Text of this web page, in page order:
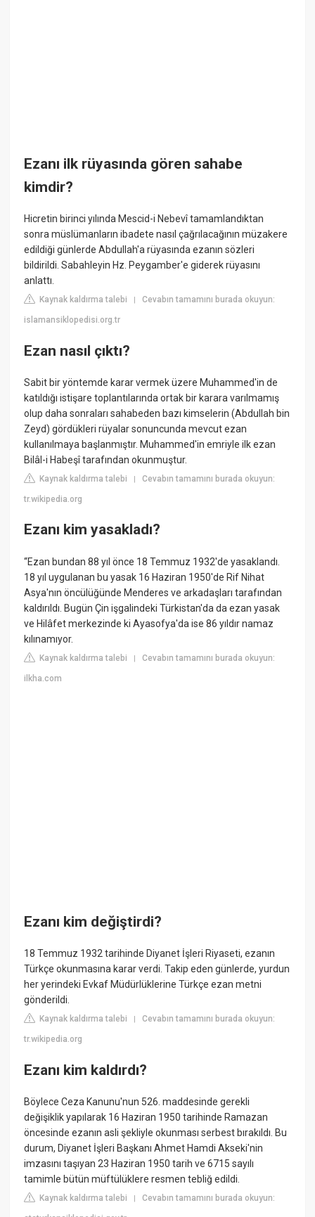
Ezanı ilk rüyasında gören sahabe
kimdir?
Hicretin birinci yılında Mescid-i Nebevî tamamlandıktan
sonra müslümanların ibadete nasıl çağrılacağının müzakere
edildiği günlerde Abdullah'a rüyasında ezanın sözleri
bildirildi. Sabahleyin Hz. Peygamber'e giderek rüyasını
anlattı.
Kaynak kaldırma talebi |Cevabın tamamını burada okuyun:
islamansiklopedisi.org.tr
Ezan nasıl çıktı?
Sabit bir yöntemde karar vermek üzere Muhammed'in de
katıldığı istişare toplantılarında ortak bir karara varılmamış
olup daha sonraları sahabeden bazı kimselerin (Abdullah bin
Zeyd) gördükleri rüyalar sonuncunda mevcut ezan
kullanılmaya başlanmıştır. Muhammed'in emriyle ilk ezan
Bilâl-i Habeşî tarafından okunmuştur.
Kaynak kaldırma talebi |Cevabın tamamını burada okuyun:
tr.wikipedia.org
Ezanı kim yasakladı?
“Ezan bundan 88 yıl önce 18 Temmuz 1932'de yasaklandı.
18 yıl uygulanan bu yasak 16 Haziran 1950'de Rif Nihat
Asya'nın öncülüğünde Menderes ve arkadaşları tarafından
kaldırıldı. Bugün Çin işgalindeki Türkistan'da da ezan yasak
ve Hilâfet merkezinde ki Ayasofya'da ise 86 yıldır namaz
kılınamıyor.
Kaynak kaldırma talebi |Cevabın tamamını burada okuyun:
ilkha.com
Ezanı kim değiştirdi?
18 Temmuz 1932 tarihinde Diyanet İşleri Riyaseti, ezanın
Türkçe okunmasına karar verdi. Takip eden günlerde, yurdun
her yerindeki Evkaf Müdürlüklerine Türkçe ezan metni
gönderildi.
Kaynak kaldırma talebi |Cevabın tamamını burada okuyun:
tr.wikipedia.org
Ezanı kim kaldırdı?
Böylece Ceza Kanunu'nun 526. maddesinde gerekli
değişiklik yapılarak 16 Haziran 1950 tarihinde Ramazan
öncesinde ezanın asli şekliyle okunması serbest bırakıldı. Bu
durum, Diyanet İşleri Başkanı Ahmet Hamdi Akseki'nin
imzasını taşıyan 23 Haziran 1950 tarih ve 6715 sayılı
tamimle bütün müftülüklere resmen tebliğ edildi.
Kaynak kaldırma talebi |Cevabın tamamını burada okuyun: